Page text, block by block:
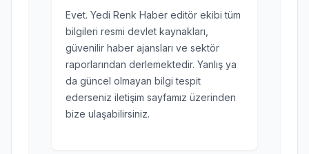
Evet. Yedi Renk Haber editör ekibi tüm
bilgileri resmi devlet kaynakları,
güvenilir haber ajansları ve sektör
raporlarından derlemektedir. Yanlış ya
da güncel olmayan bilgi tespit
ederseniz iletişim sayfamız üzerinden
bize ulaşabilirsiniz.